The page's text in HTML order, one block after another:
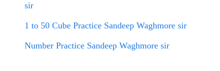
sir
1 to 50 Cube Practice Sandeep Waghmore sir
Number Practice Sandeep Waghmore sir